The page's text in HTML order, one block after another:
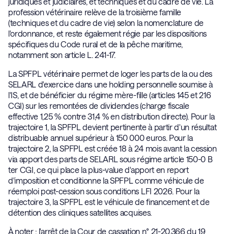
profession vétérinaire relève de la troisième famille
(techniques et du cadre de vie) selon la nomenclature de
l'ordonnance, et reste également régie par les dispositions
spécifiques du Code rural et de la pêche maritime,
notamment son article L. 241-17.
La SPFPL vétérinaire permet de loger les parts de la ou des
SELARL d'exercice dans une holding personnelle soumise à
l'IS, et de bénéficier du régime mère-fille (articles 145 et 216
CGI) sur les remontées de dividendes (charge fiscale
effective 1,25 % contre 31,4 % en distribution directe). Pour la
trajectoire 1, la SPFPL devient pertinente à partir d'un résultat
distribuable annuel supérieur à 150 000 euros. Pour la
trajectoire 2, la SPFPL est créée 18 à 24 mois avant la cession
via apport des parts de SELARL sous régime article 150-0 B
ter CGI, ce qui place la plus-value d'apport en report
d'imposition et conditionne la SPFPL comme véhicule de
réemploi post-cession sous conditions LFI 2026. Pour la
trajectoire 3, la SPFPL est le véhicule de financement et de
détention des cliniques satellites acquises.
À noter : l'arrêt de la Cour de cassation n° 21-20.366 du 19